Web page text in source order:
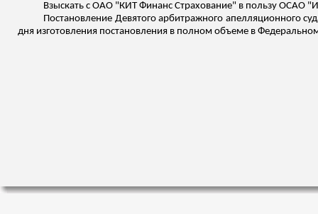
Взыскать с ОАО "КИТФинанс Страхование" в пользу ОСАО
Постановление Девятого арбитражного апелляционного
дня изготовления постановления в полном объеме в